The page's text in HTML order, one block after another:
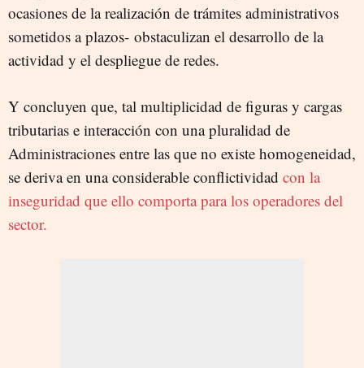
ocasiones de la realización de trámites administrativos
sometidos a plazos- obstaculizan el desarrollo de la
actividad y el despliegue de redes.
Y concluyen que, tal multiplicidad de figuras y cargas
tributarias e interacción con una pluralidad de
Administraciones entre las que no existe homogeneidad,
se deriva en una considerable conflictividad con la
inseguridad que ello comporta para los operadores del
sector.